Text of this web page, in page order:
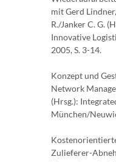
mit Gerd
R./Janker C. G.
Innovative
2005, S. 3-14.
Konzept und
Network
(Hrsg.):
München/
Zulieferer-